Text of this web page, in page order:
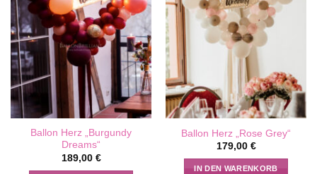
Ballon Herz „Burgundy
Dreams“
189,00 €
Ballon Herz „Rose Grey“
179,00 €
IN DEN WARENKORB